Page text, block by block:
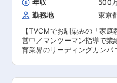
界のシステム開発実績があり
保守、サービス、さらにネッ
構築、セキュリティサービ
す。 ◇最先端の技術開発：AI
ィ、BPM／ローコードなど最
ど）。 ◇AI等の自社モデルサ
し、また数多くのデータ分析
運用 ・CSIRTの一員としてイ
弱性管理、対応手順の整備 ・
ダーと協力した脆弱性診断
ストの実施 ・新技術や新サ
リティコンサルテーション
企画運営、セキュリティ啓発
画推進 ・業務ローテーショ
ト・
年収 500
勤務地
東京
【TVCMでお馴染みの「家
営中／マンツーマン指導で業
育業界のリーディングカンパニー】 ◆セ
の選定 ・プロジェクトの進